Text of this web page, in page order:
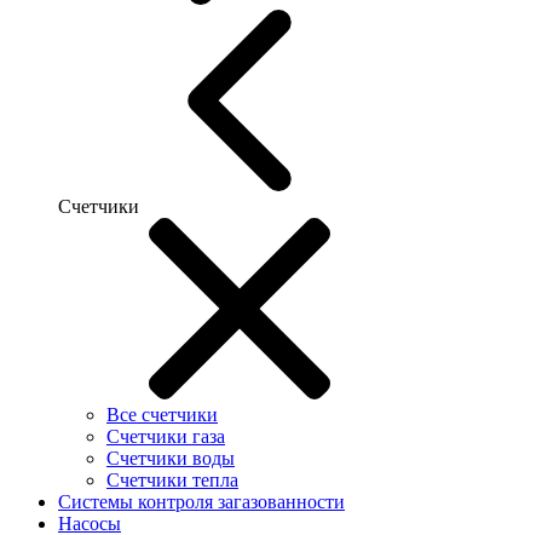
Счетчики
Все счетчики
Счетчики газа
Счетчики воды
Счетчики тепла
Системы контроля загазованности
Насосы